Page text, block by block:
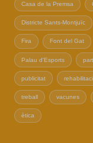
Casa de la Premsa
Districte Sants-Montjuïc
Fira Font del Gat
Palau d'Esports
publicitat
treball vacunes
ètica